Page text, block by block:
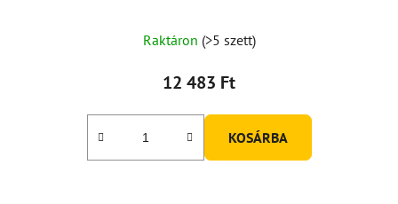
Raktáron (>5 szett)
12 483 Ft
KOSÁRBA